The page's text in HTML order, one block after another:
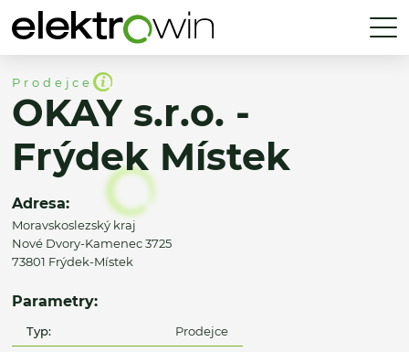
Prodejce
OKAY s.r.o. -
Frýdek Místek
Adresa:
Moravskoslezský kraj
Nové Dvory-Kamenec 3725
73801 Frýdek-Místek
Parametry:
Typ: Prodejce